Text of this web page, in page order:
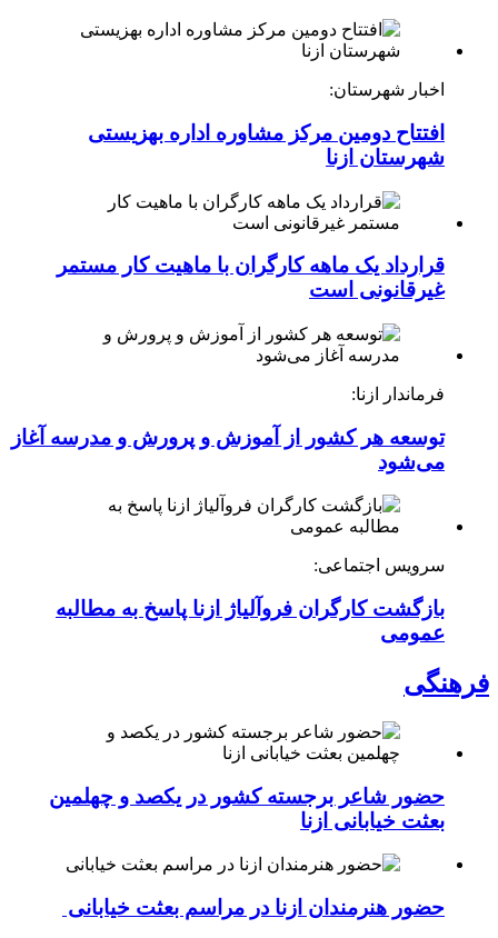
اخبار شهرستان:
افتتاح دومین مرکز مشاوره اداره بهزیستی
شهرستان ازنا
قرارداد یک ماهه کارگران با ماهیت کار مستمر
غیرقانونی است
فرماندار ازنا:
توسعه هر کشور از آموزش و پرورش و مدرسه آغاز
می‌شود
سرویس اجتماعی:
بازگشت کارگران فروآلیاژ ازنا پاسخ به مطالبه
عمومی
فرهنگی
حضور شاعر برجسته کشور در یکصد و چهلمین
بعثت خیابانی ازنا
حضور هنرمندان ازنا در مراسم بعثت خیابانی